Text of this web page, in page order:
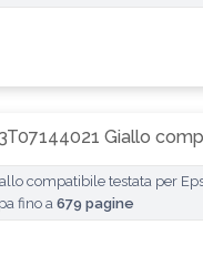
Giallo
compatibile testata per
fino a 679 pagine